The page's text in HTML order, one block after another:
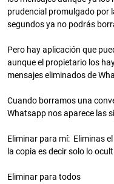
prudencial promulgado por
segundos ya no podrás
Pero hay aplicación que
aunque el propietario los
mensajes eliminados de
Cuando borramos una
Whatsapp nos aparece las
Eliminar para mí: Eliminas
la copia es decir solo lo
Eliminar para todos